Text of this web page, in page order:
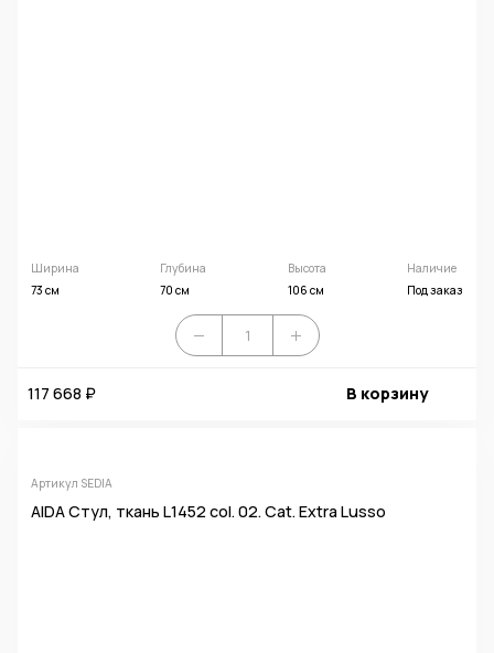
Ширина
73 см
Глубина
70 см
Высота
106 см
Наличие
Под заказ
117 668 ₽ В корзину
Артикул SEDIA
AIDA Стул, ткань L1452 col. 02. Cat. Extra Lusso